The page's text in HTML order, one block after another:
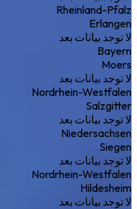
Rheinland-Pfalz
Erlangen
لا توجد بيانات بعد
Bayern
Moers
لا توجد بيانات بعد
Nordrhein-Westfalen
Salzgitter
لا توجد بيانات بعد
Niedersachsen
Siegen
لا توجد بيانات بعد
Nordrhein-Westfalen
Hildesheim
لا توجد بيانات بعد